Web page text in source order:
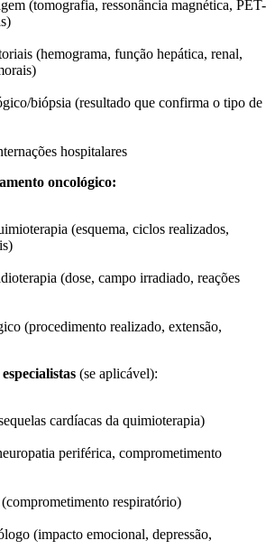
(tomografia, ressonância magnética, PET-
(hemograma, função hepática, renal,
biópsia (resultado que confirma o tipo de
hospitalares
oncológico:
(esquema, ciclos realizados,
(dose, campo irradiado, reações
(procedimento realizado, extensão,
(se aplicável):
cardíacas da quimioterapia)
periférica, comprometimento
respiratório)
(impacto emocional, depressão,